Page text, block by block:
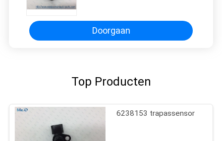
Doorgaan
Top Producten
6238153 trapassensor